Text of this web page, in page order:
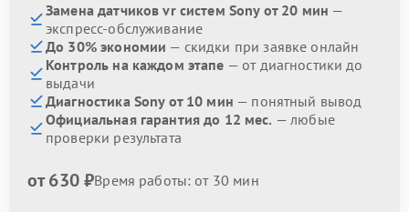
Замена датчиков vr систем Sony от 20 мин —
экспресс-обслуживание
До 30% экономии — скидки при заявке онлайн
Контроль на каждом этапе — от диагностики до
выдачи
Диагностика Sony от 10 мин — понятный вывод
Официальная гарантия до 12 мес. — любые
проверки результата
от 630 ₽Время работы: от 30 мин